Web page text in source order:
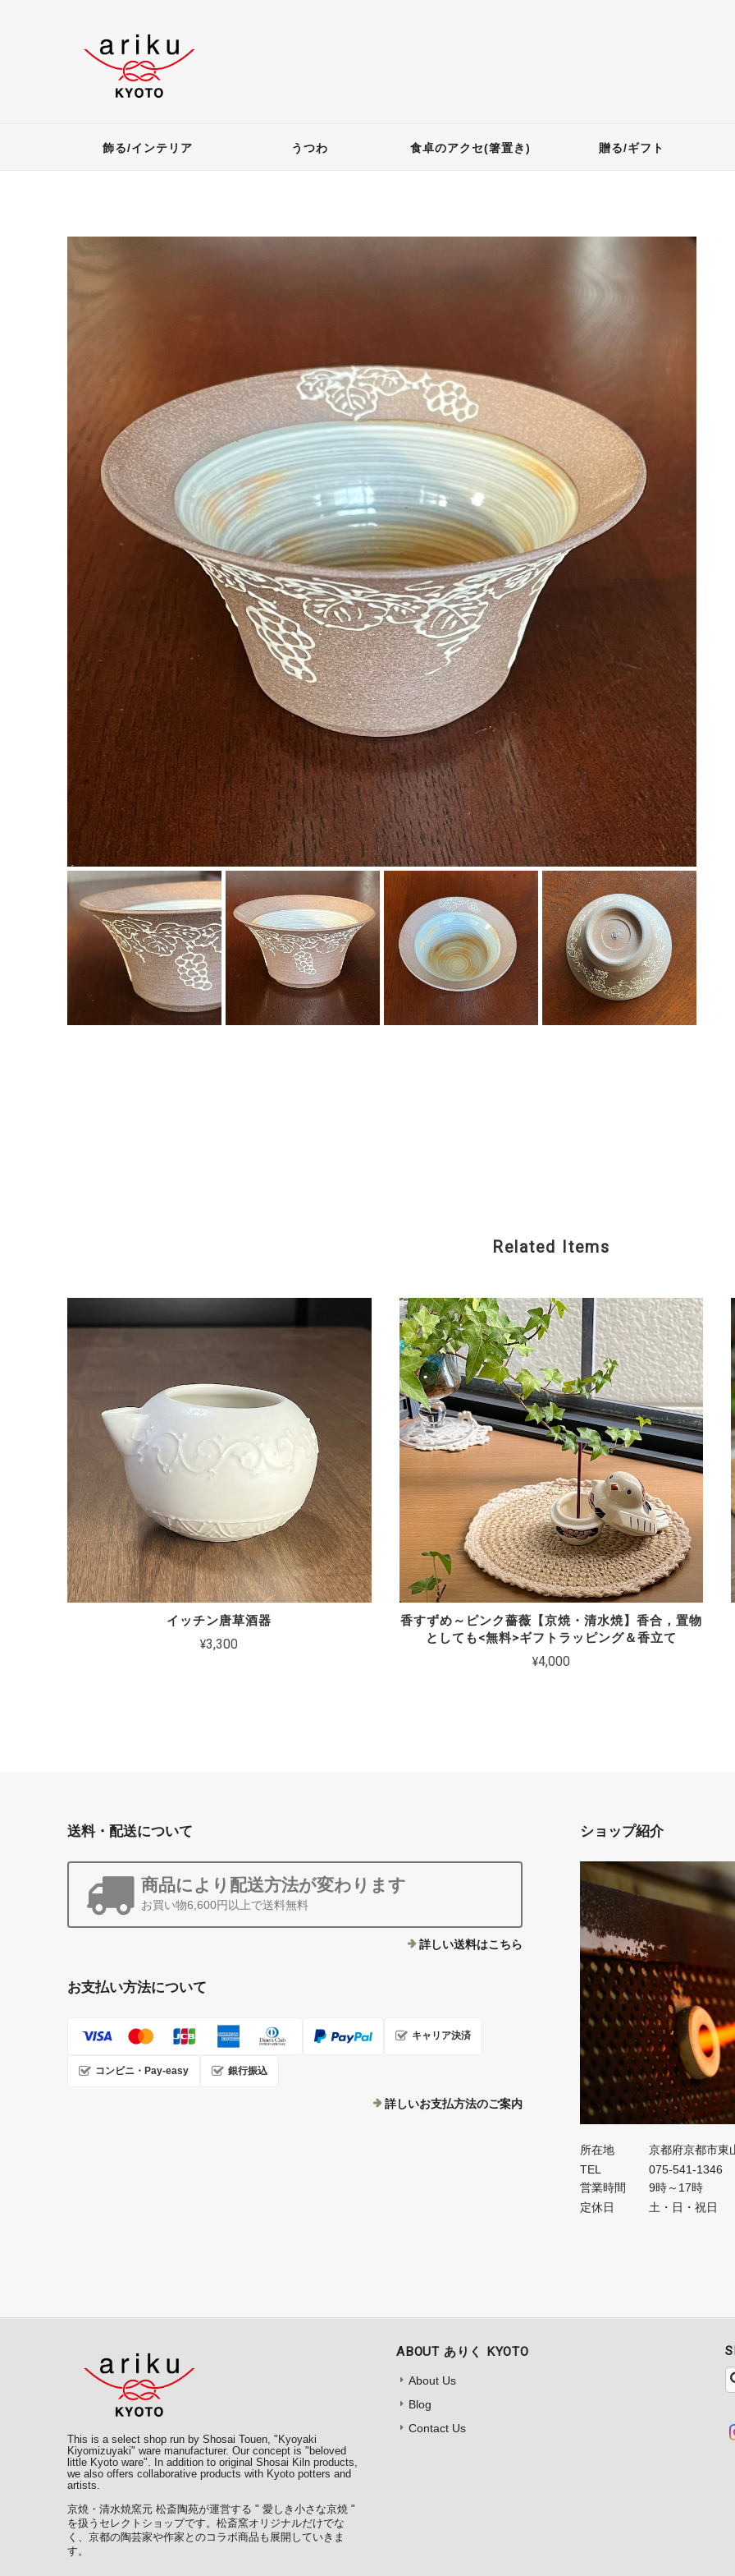
飾る/インテリア うつわ 食卓のアクセ(箸置き) 贈る/ギフト
Related Items
イッチン唐草酒器
¥3,300
香すずめ～ピンク薔薇【京焼・清水焼】香合，置物
としても<無料>ギフトラッピング＆香立て
¥4,000
送料・配送について
商品により配送方法が変わります
お買い物6,600円以上で送料無料
詳しい送料はこちら
お支払い方法について
キャリア決済
コンビニ・Pay-easy 銀行振込
詳しいお支払方法のご案内
ショップ紹介
所在地
京都府京都市東
TEL
075-541-1346
営業時間
9時～17時
定休日
土・日・祝日
This is a select shop run by Shosai Touen, "Kyoyaki
Kiyomizuyaki" ware manufacturer. Our concept is "beloved
little Kyoto ware". In addition to original Shosai Kiln products,
we also offers collaborative products with Kyoto potters and
artists.
京焼・清水焼窯元 松斎陶苑が運営する " 愛しき小さな京焼 "
を扱うセレクトショップです。松斎窯オリジナルだけでな
く、京都の陶芸家や作家とのコラボ商品も展開していきま
す。
ABOUT ありく KYOTO
About Us
Blog
Contact Us